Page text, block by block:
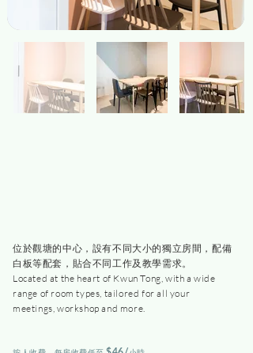
位於觀塘的中心，設有不同大小的獨立房間，配備
白板等配套，貼合不同工作及教學需求。
Located at the heart of Kwun Tong, with a wide
range of room types, tailored for all your
meetings, workshop and more.